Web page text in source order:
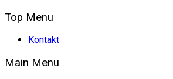
Top Menu
Kontakt
Main Menu